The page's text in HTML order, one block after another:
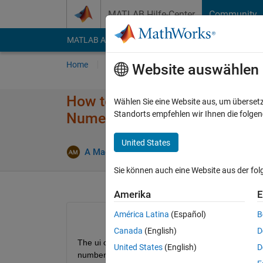
MATLAB Hilfe-Center Community
MATLAB Answers File Exchange Cody
Home Fragen Antworten Durchsuchen
How to access appdesigner
NumericEditField?
A Mackie 16 Feb. 2018
The ui control NumericEditField has 'built-in'
number outwith these limits and displaying a
Website auswählen
Wählen Sie eine Website aus, um
Standorts empfehlen wir Ihnen die
United States
Sie können auch eine Website aus der
Amerika
América Latina (Español)
Canada (English)
United States (English)